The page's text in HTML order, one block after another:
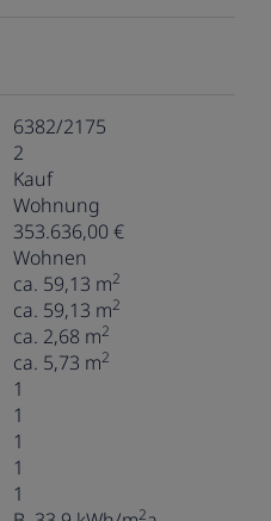
6382/2175
2
Kauf
Wohnung
353.636,00 €
Wohnen
ca. 59,13 m2
ca. 59,13 m2
ca. 2,68 m2
ca. 5,73 m2
1
1
1
1
1
2